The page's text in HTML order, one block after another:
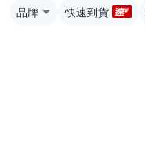
品牌 快速到貨